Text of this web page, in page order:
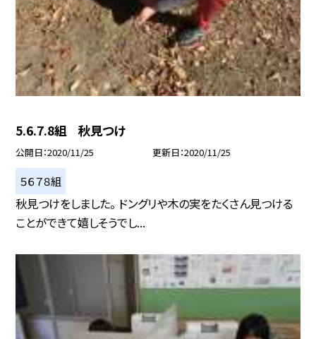
5.6.7.8組 秋見つけ
公開日 2020/11/25 更新日 2020/11/25
５６７８組
秋見つけをしました。 ドングリや木の実をたくさん見つける
ことができて嬉しそうでし...